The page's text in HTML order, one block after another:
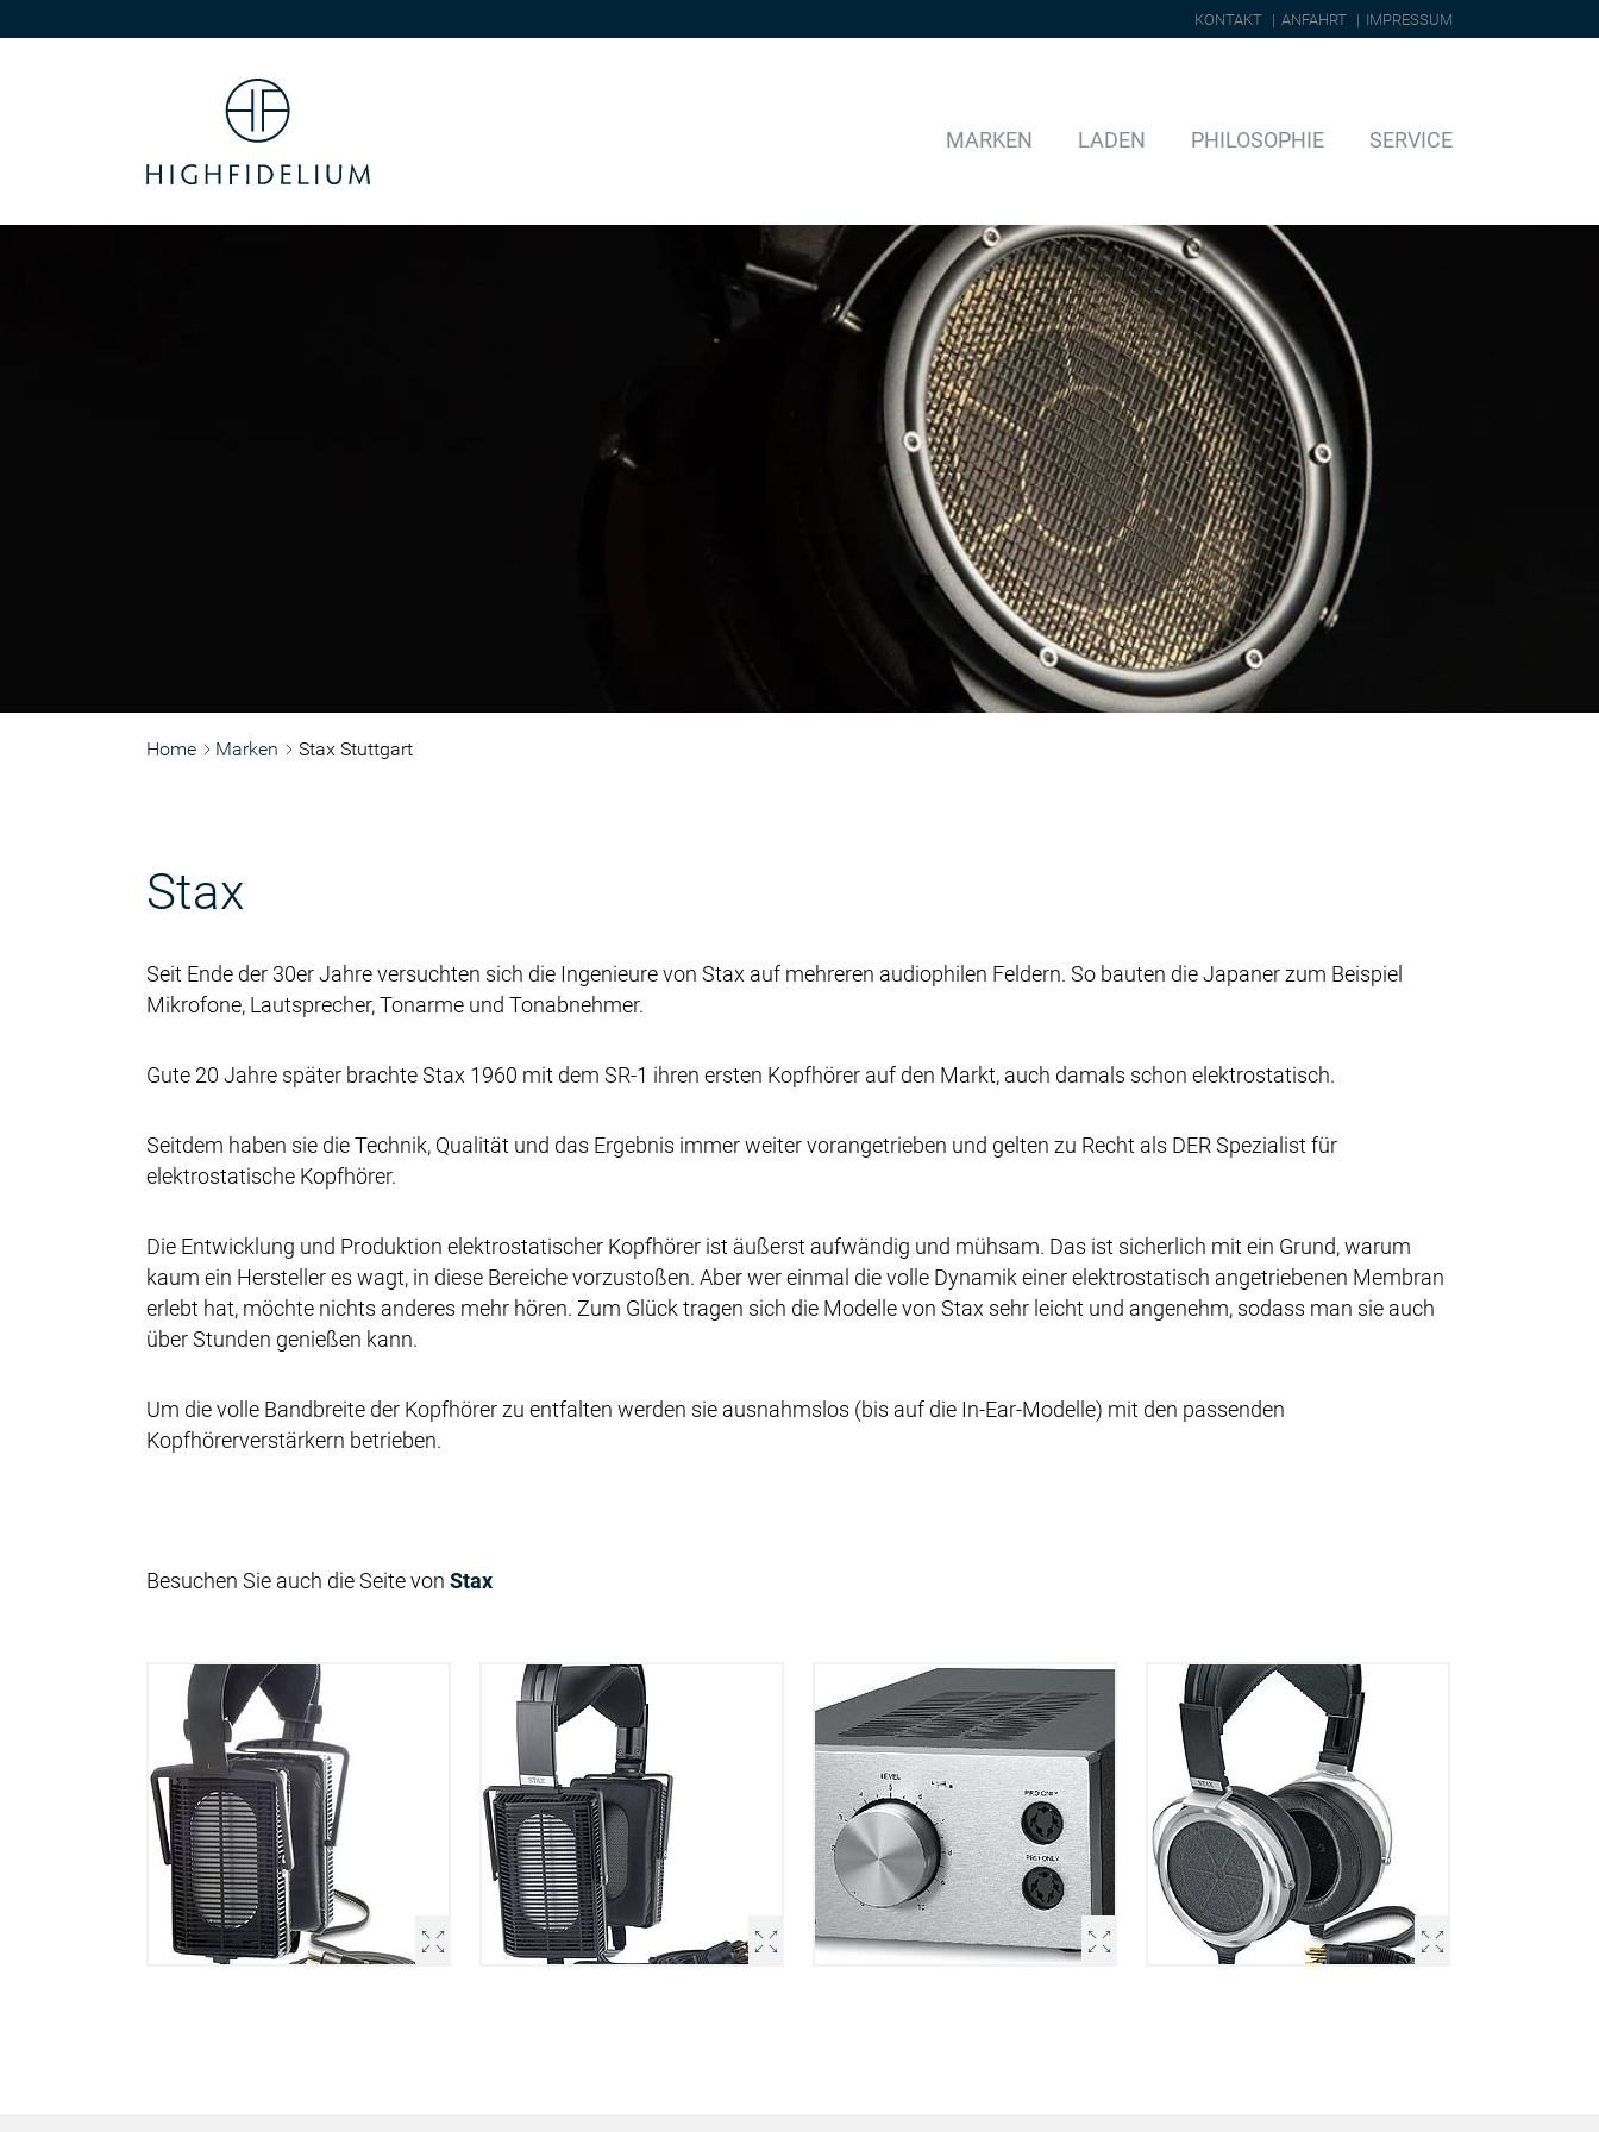
KONTAKT ANFAHRT IMPRESSUM
MARKEN LADEN PHILOSOPHIE SERVICE
Home Marken Stax Stuttgart
Stax
Seit Ende der 30er Jahre versuchten sich die Ingenieure von Stax auf mehreren audiophilen Feldern. So bauten die Japaner zum Beispiel
Mikrofone, Lautsprecher, Tonarme und Tonabnehmer.
Gute 20 Jahre später brachte Stax 1960 mit dem SR-1 ihren ersten Kopfhörer auf den Markt, auch damals schon elektrostatisch.
Seitdem haben sie die Technik, Qualität und das Ergebnis immer weiter vorangetrieben und gelten zu Recht als DER Spezialist für
elektrostatische Kopfhörer.
Die Entwicklung und Produktion elektrostatischer Kopfhörer ist äußerst aufwändig und mühsam. Das ist sicherlich mit ein Grund, warum
kaum ein Hersteller es wagt, in diese Bereiche vorzustoßen. Aber wer einmal die volle Dynamik einer elektrostatisch angetriebenen Membran
erlebt hat, möchte nichts anderes mehr hören. Zum Glück tragen sich die Modelle von Stax sehr leicht und angenehm, sodass man sie auch
über Stunden genießen kann.
Um die volle Bandbreite der Kopfhörer zu entfalten werden sie ausnahmslos (bis auf die In-Ear-Modelle) mit den passenden
Kopfhörerverstärkern betrieben.
Besuchen Sie auch die Seite von Stax